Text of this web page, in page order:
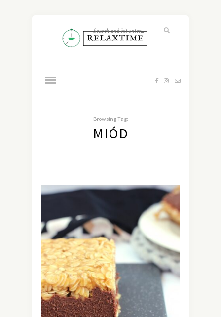
Browsing Tag:
MIÓD